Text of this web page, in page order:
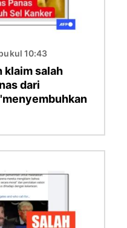
10:43
klaim salah
dari